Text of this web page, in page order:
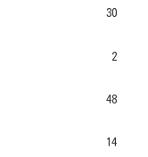
30
2
48
14